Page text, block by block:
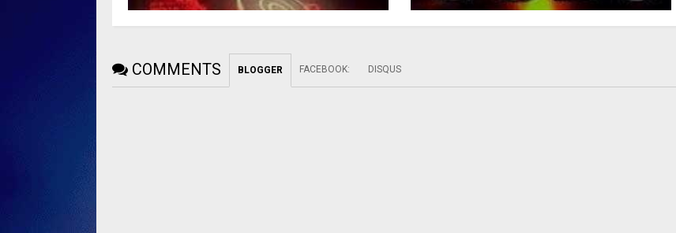
COMMENTS BLOGGER FACEBOOK: DISQUS